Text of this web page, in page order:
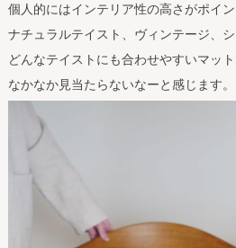
個人的にはインテリア性の高さがポイン
ナチュラルテイスト、ヴィンテージ、シ
どんなテイストにも合わせやすいマット
なかなか見当たらないなーと感じます。